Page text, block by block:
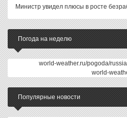
Министр увидел плюсы в росте
Погода на неделю
world-weather.ru/pogoda/
world-
Популярные новости